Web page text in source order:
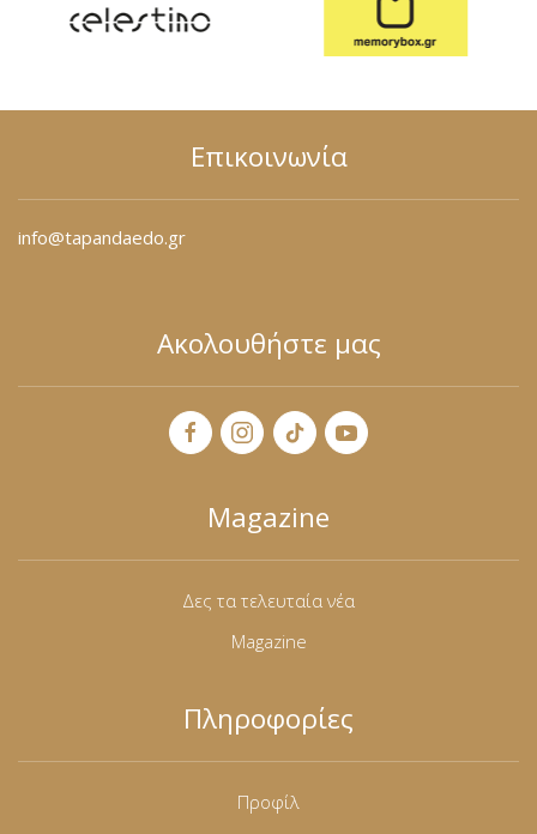
Επικοινωνία
info@tapandaedo.gr
Ακολουθήστε μας
Magazine
Δες τα τελευταία νέα
Magazine
Πληροφορίες
Προφίλ